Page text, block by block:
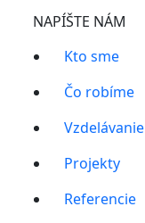
NAPÍŠTE NÁM
Kto sme
Čo robíme
Vzdelávanie
Projekty
Referencie